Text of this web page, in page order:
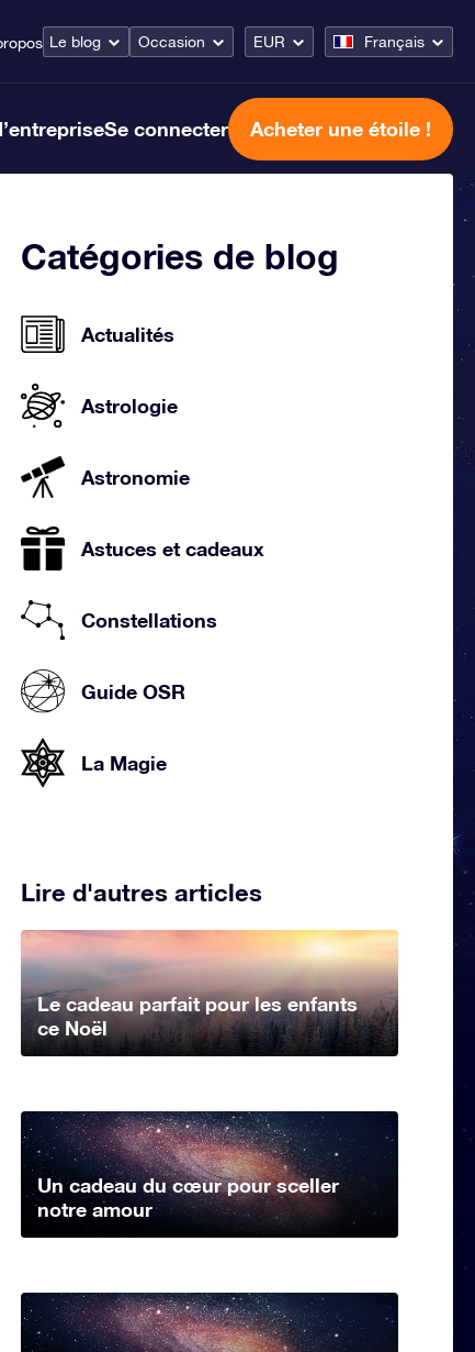
Le blog Occasion EUR Français
Se connecter Acheter une étoile !
Catégories de blog
Actualités
Astrologie
Astronomie
Astuces et cadeaux
Constellations
Guide OSR
La Magie
Lire d'autres articles
Le cadeau parfait pour les enfants
ce Noël
Un cadeau du cœur pour sceller
notre amour